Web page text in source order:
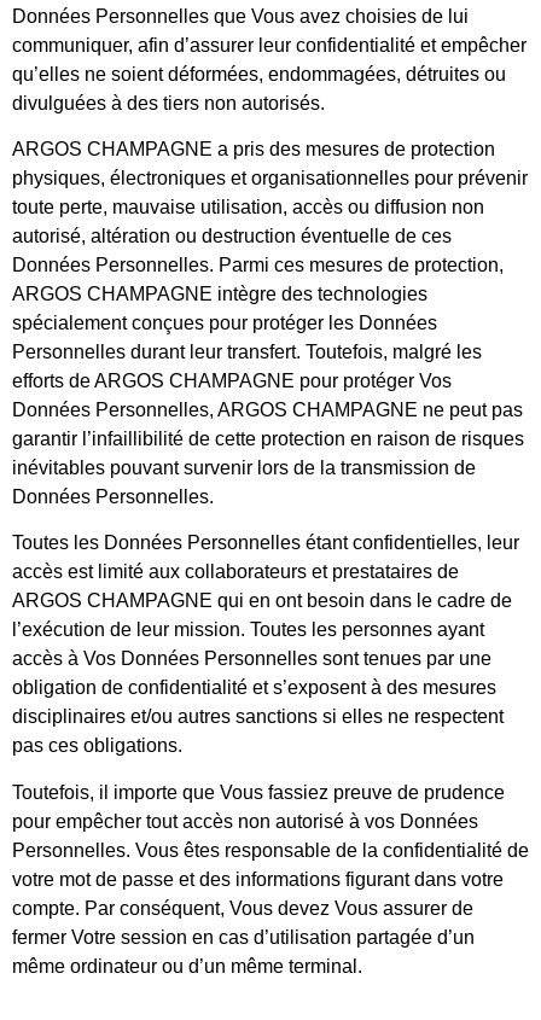
Données Personnelles que Vous avez choisies de lui
communiquer, afin d’assurer leur confidentialité et empêcher
qu’elles ne soient déformées, endommagées, détruites ou
divulguées à des tiers non autorisés.
ARGOS CHAMPAGNE a pris des mesures de protection
physiques, électroniques et organisationnelles pour prévenir
toute perte, mauvaise utilisation, accès ou diffusion non
autorisé, altération ou destruction éventuelle de ces
Données Personnelles. Parmi ces mesures de protection,
ARGOS CHAMPAGNE intègre des technologies
spécialement conçues pour protéger les Données
Personnelles durant leur transfert. Toutefois, malgré les
efforts de ARGOS CHAMPAGNE pour protéger Vos
Données Personnelles, ARGOS CHAMPAGNE ne peut pas
garantir l’infaillibilité de cette protection en raison de risques
inévitables pouvant survenir lors de la transmission de
Données Personnelles.
Toutes les Données Personnelles étant confidentielles, leur
accès est limité aux collaborateurs et prestataires de
ARGOS CHAMPAGNE qui en ont besoin dans le cadre de
l’exécution de leur mission. Toutes les personnes ayant
accès à Vos Données Personnelles sont tenues par une
obligation de confidentialité et s’exposent à des mesures
disciplinaires et/ou autres sanctions si elles ne respectent
pas ces obligations.
Toutefois, il importe que Vous fassiez preuve de prudence
pour empêcher tout accès non autorisé à vos Données
Personnelles. Vous êtes responsable de la confidentialité de
votre mot de passe et des informations figurant dans votre
compte. Par conséquent, Vous devez Vous assurer de
fermer Votre session en cas d’utilisation partagée d’un
même ordinateur ou d’un même terminal.